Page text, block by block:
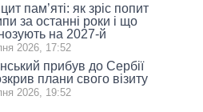
пам’яті: як зріс попит
за останні роки і що
на 2027-й
2026, 17:52
прибув до Сербії
плани свого візиту
2026, 19:52